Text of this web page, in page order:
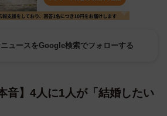
ニュースをGoogle検索でフォローする
音】4人に1人が「結婚したい